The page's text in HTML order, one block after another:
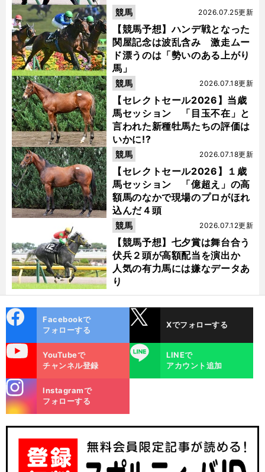
【競馬予想】ハンデ戦となった
関屋記念は波乱含み 激走ムー
ド漂うのは「勢いのある上がり
馬」
2026.07.25更新
競馬
【セレクトセール2026】当歳
馬セッション 「目玉不在」と
言われた新種牡馬たちの評価は
いかに!?
2026.07.18更新
競馬
【セレクトセール2026】１歳
馬セッション 「億超え」の高
額馬のなかで現場のプロがほれ
込んだ４頭
2026.07.18更新
競馬
【競馬予想】七夕賞は舞台合う
伏兵２頭が高額配当を演出か
人気の有力馬には嫌なデータあ
り
2026.07.12更新
競馬
ok
Facebookで
フォローする
Xでフォローする
YouTubeで
チャンネル登録
LINE
LINEで
アカウント追加
m
Instagramで
フォローする